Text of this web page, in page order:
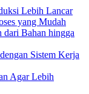
Lebih Lancar
yang Mudah
dari Bahan hingga
Sistem Kerja
Agar Lebih